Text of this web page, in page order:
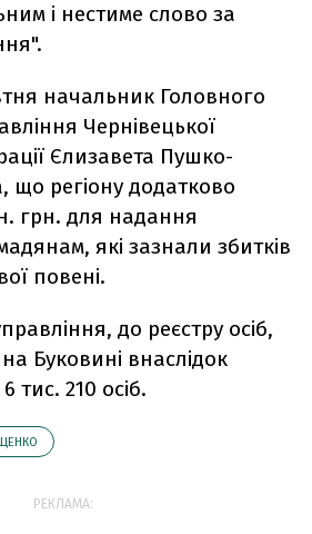
і нестиме слово за
начальник Головного
Чернівецької
Єлизавета Пушко-
що регіону додатково
грн. для надання
які зазнали збитків
повені.
до реєстру осіб,
Буковині внаслідок
тис. 210 осіб.
РЕКЛАМА: